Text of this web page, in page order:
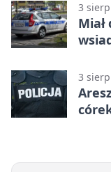
3
3